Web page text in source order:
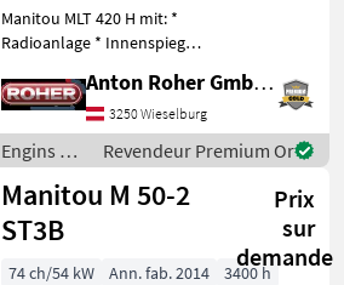
Manitou MLT 420 H mit: *
Radioanlage * Innenspiegel
Zusätzliche
Hydraulikfunktion * LED
Arbeitsscheinwerfer *
Kabine mit Klimaanlage
Anton Roher GmbH (ACA Center Roher)
3250 Wieselburg
Engins de
chantier /
Manitou
Revendeur Premium Or
Manitou M 50-2
ST3B
Prix
sur
demande
74 ch/54 kW Ann. fab. 2014
3400 h